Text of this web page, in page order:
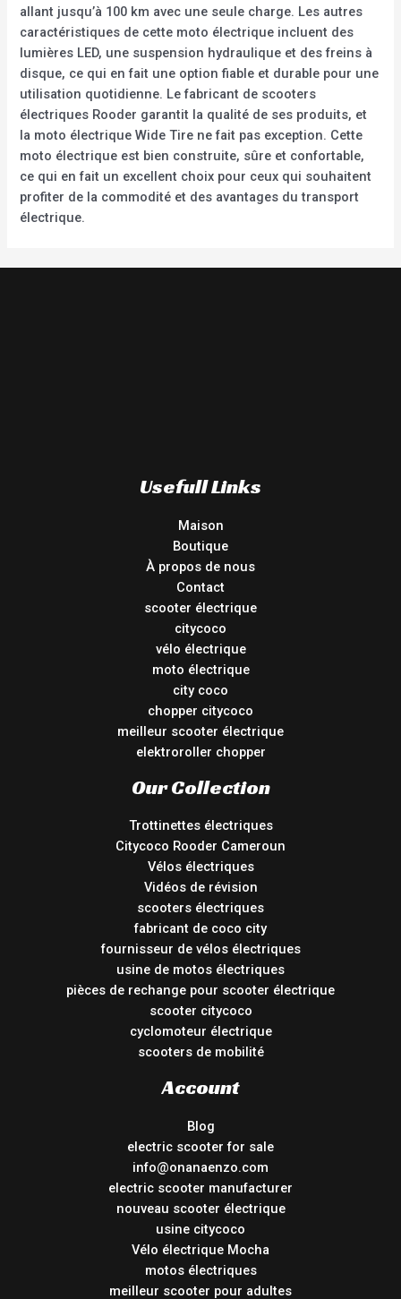
allant jusqu’à 100 km avec une seule charge. Les autres
caractéristiques de cette moto électrique incluent des
lumières LED, une suspension hydraulique et des freins à
disque, ce qui en fait une option fiable et durable pour une
utilisation quotidienne. Le fabricant de scooters
électriques Rooder garantit la qualité de ses produits, et
la moto électrique Wide Tire ne fait pas exception. Cette
moto électrique est bien construite, sûre et confortable,
ce qui en fait un excellent choix pour ceux qui souhaitent
profiter de la commodité et des avantages du transport
électrique.
Usefull Links
Maison
Boutique
À propos de nous
Contact
scooter électrique
citycoco
vélo électrique
moto électrique
city coco
chopper citycoco
meilleur scooter électrique
elektroroller chopper
Our Collection
Trottinettes électriques
Citycoco Rooder Cameroun
Vélos électriques
Vidéos de révision
scooters électriques
fabricant de coco city
fournisseur de vélos électriques
usine de motos électriques
pièces de rechange pour scooter électrique
scooter citycoco
cyclomoteur électrique
scooters de mobilité
Account
Blog
electric scooter for sale
info@onanaenzo.com
electric scooter manufacturer
nouveau scooter électrique
usine citycoco
Vélo électrique Mocha
motos électriques
meilleur scooter pour adultes